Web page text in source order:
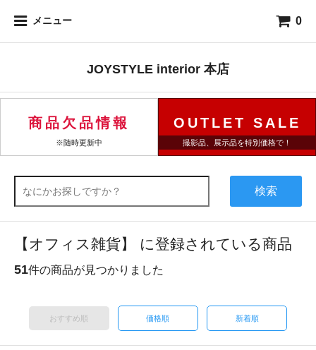
メニュー 0
JOYSTYLE interior 本店
商品欠品情報
※随時更新中
OUTLET SALE
撮影品、展示品を特別価格で！
検索
【オフィス雑貨】 に登録されている商品
51件の商品が見つかりました
おすすめ順 価格順 新着順